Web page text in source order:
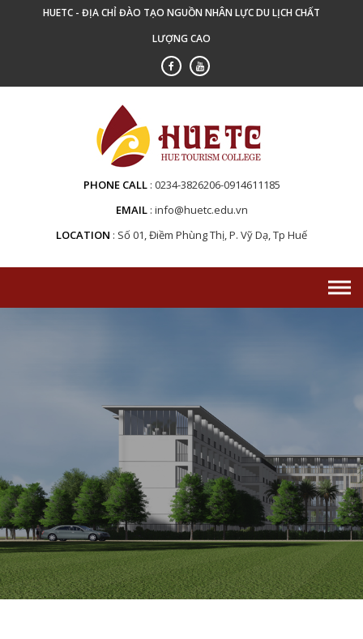
HUETC - ĐỊA CHỈ ĐÀO TẠO NGUỒN NHÂN LỰC DU LỊCH CHẤT
LƯỢNG CAO
PHONE CALL 0234-3826206-0914611185
EMAIL info@huetc.edu.vn
LOCATION
Số 01, Điềm Phùng Thị, P. Vỹ Dạ, Tp Huế